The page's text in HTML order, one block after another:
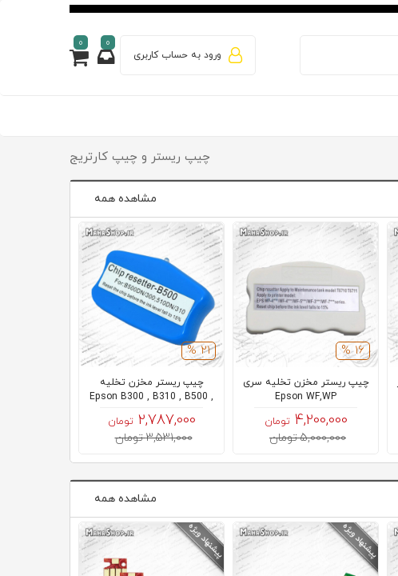
ورود به حساب کاربری
0
0
چیپ ریستر و چیپ کارتریج
مشاهده همه
16 %
چیپ ریستر مخزن تخلیه سری
Epson WF,WP
4,200,000 تومان
5,000,000 تومان
21 %
چیپ ریستر مخزن تخلیه
Epson B300 , B310 , B500 ,
2,787,000 تومان
3,531,000 تومان
مشاهده همه